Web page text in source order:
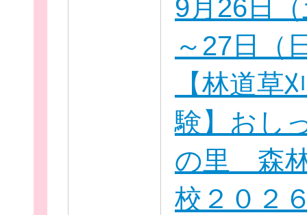
新規登
9月26日
～27日（
【林道草
験】おし
の里 森
校２０２